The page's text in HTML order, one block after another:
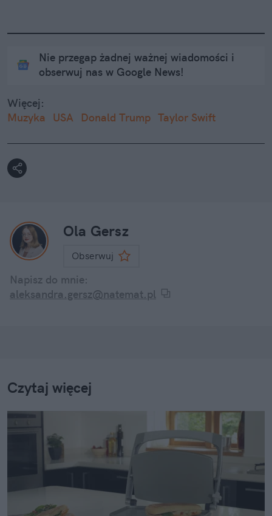
Nie przegap żadnej ważnej wiadomości i
obserwuj nas w Google News!
Więcej:
Muzyka
USA Donald Trump Taylor Swift
Ola Gersz
Obserwuj
Napisz do mnie:
aleksandra.gersz@natemat.pl
Czytaj więcej